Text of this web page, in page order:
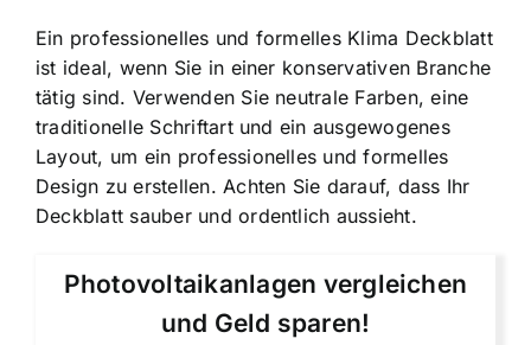
Ein professionelles und formelles Klima Deckblatt
ist ideal, wenn Sie in einer konservativen Branche
tätig sind. Verwenden Sie neutrale Farben, eine
traditionelle Schriftart und ein ausgewogenes
Layout, um ein professionelles und formelles
Design zu erstellen. Achten Sie darauf, dass Ihr
Deckblatt sauber und ordentlich aussieht.
Photovoltaikanlagen vergleichen
und Geld sparen!